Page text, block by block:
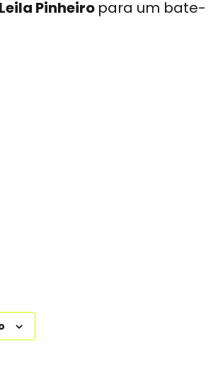
Leila Pinheiro para um bate-